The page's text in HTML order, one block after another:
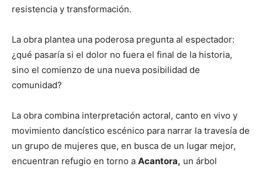
resistencia y transformación.
La obra plantea una poderosa pregunta al espectador:
¿qué pasaría si el dolor no fuera el final de la historia,
sino el comienzo de una nueva posibilidad de
comunidad?
La obra combina interpretación actoral, canto en vivo y
movimiento dancístico escénico para narrar la travesía de
un grupo de mujeres que, en busca de un lugar mejor,
encuentran refugio en torno a Acantora, un árbol